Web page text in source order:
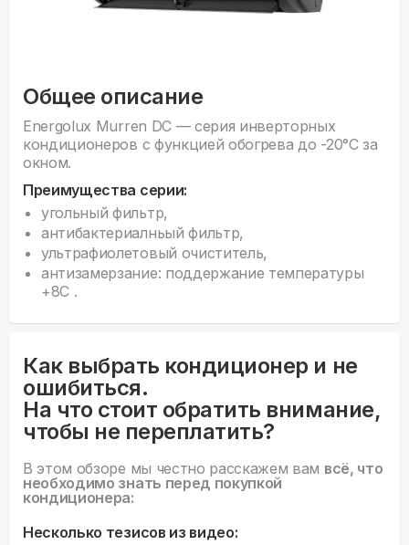
Общее описание
Energolux Murren DC — серия инверторных
кондиционеров с функцией обогрева до -20°С за
окном.
Преимущества серии:
угольный фильтр,
антибактериалньый фильтр,
ультрафиолетовый очиститель,
антизамерзание: поддержание температуры
+8С .
Как выбрать кондиционер и не
ошибиться.
На что стоит обратить внимание,
чтобы не переплатить?
В этом обзоре мы честно расскажем вам всё, что
необходимо знать перед покупкой
кондиционера:
Несколько тезисов из видео: